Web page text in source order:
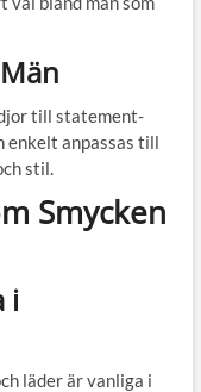
till statement-
enkelt anpassas till
stil.
Smycken
i
läder är vanliga i